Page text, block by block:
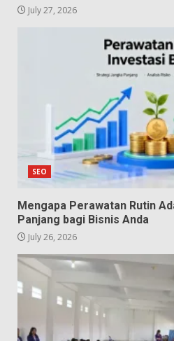
July 27, 2026
SEO
Mengapa Perawatan Rutin
Panjang bagi Bisnis Anda
July 26, 2026